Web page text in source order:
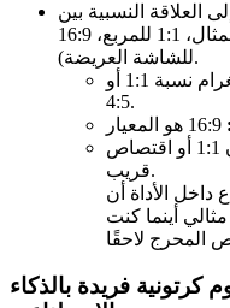
العلاقة النسبية بين
عرض صورتك وارتفاعها (على سبيل المثال، 1:1 للمربع، 16:9
للشاشة العريضة).
تفضل انستغرام نسبة 1:1 أو
4:5.
غالبًا ما تكون 1:1 أو اقتصاص
قريب.
داخل الأداة أن
أينما كنت
كرتونية فريدة بالذكاء